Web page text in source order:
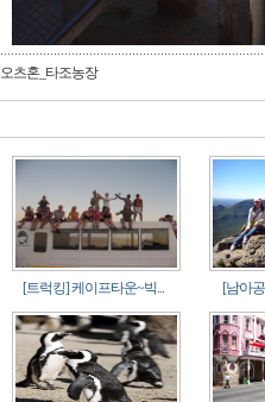
오츠혼_타조농장
[트럭킹] 케이프타운~빅... [남아